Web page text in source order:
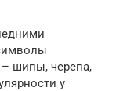
– шипы, черепа,
у